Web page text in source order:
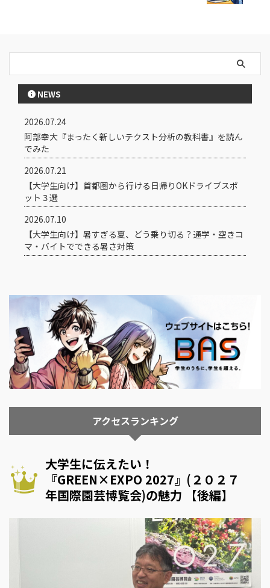
NEWS
2026.07.24
阿部幸大『まったく新しいテクスト分析の教科書』を読ん
でみた
2026.07.21
【大学生向け】首都圏から行ける日帰りOKドライブスポ
ット３選
2026.07.10
【大学生向け】暑すぎる夏、どう乗り切る？通学・空きコ
マ・バイトでできる暑さ対策
アクセスランキング
大学生に伝えたい！
『GREEN×EXPO 2027』(２０２７
年国際園芸博覧会)の魅力 【後編】